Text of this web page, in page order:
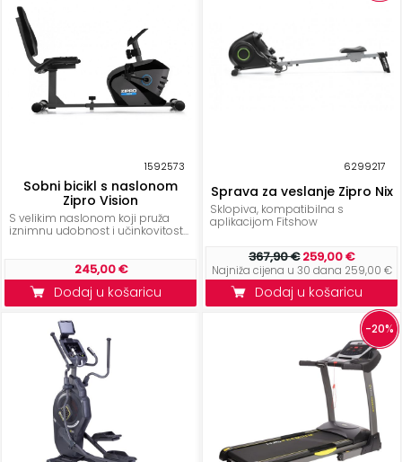
Remeni,
rukavice
ostalo
Sportske
ruksaci
+Igre
Razonoda
+Odjeća
Pripreme
NAMA
1592573
Sobni bicikl s naslonom
Zipro Vision
S velikim naslonom koji pruža
iznimnu udobnost i učinkovitost...
245,00 €
Dodaj u košaricu
6299217
Sprava za veslanje Zipro Nix
Sklopiva, kompatibilna s
aplikacijom Fitshow
367,90 €259,00 €
Najniža cijena u 30 dana 259,00 €
Dodaj u košaricu
-20%